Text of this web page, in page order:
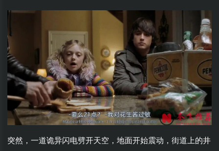
突然，一道诡异闪电劈开天空，地面开始震动，街道上的井